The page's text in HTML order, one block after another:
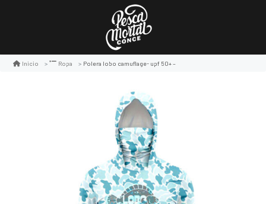
Inicio Ropa Polera lobo camuflage- upf 50+ –